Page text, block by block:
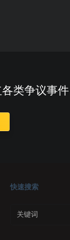
类争议事件
快速搜索